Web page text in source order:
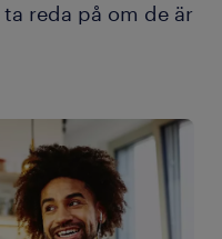
reda på om de är